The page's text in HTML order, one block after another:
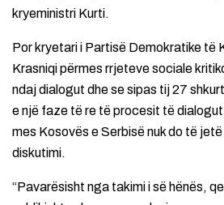
kryeministri Kurti.
Por kryetari i Partisë Demokratike të
Krasniqi përmes rrjeteve sociale
ndaj dialogut dhe se sipas tij 27
e një faze të re të procesit të
mes Kosovës e Serbisë nuk do të
diskutimi.
“Pavarësisht nga takimi i së hënës,